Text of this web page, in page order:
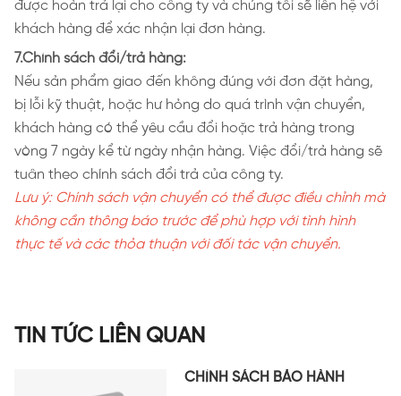
được hoàn trả lại cho công ty và chúng tôi sẽ liên hệ với
khách hàng để xác nhận lại đơn hàng.
7.Chính sách đổi/trả hàng:
Nếu sản phẩm giao đến không đúng với đơn đặt hàng,
bị lỗi kỹ thuật, hoặc hư hỏng do quá trình vận chuyển,
khách hàng có thể yêu cầu đổi hoặc trả hàng trong
vòng 7 ngày kể từ ngày nhận hàng. Việc đổi/trả hàng sẽ
tuân theo chính sách đổi trả của công ty.
Lưu ý: Chính sách vận chuyển có thể được điều chỉnh mà
không cần thông báo trước để phù hợp với tình hình
thực tế và các thỏa thuận với đối tác vận chuyển.
TIN TỨC LIÊN QUAN
CHÍNH SÁCH BẢO HÀNH